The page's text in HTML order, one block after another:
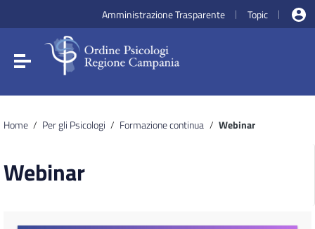
Vai al menu di navigazione
Vai al footer
Amministrazione Trasparente | Topic |
Attiva / disattiva la navigazione
Home / Per gli Psicologi / Formazione continua / Webinar
Webinar